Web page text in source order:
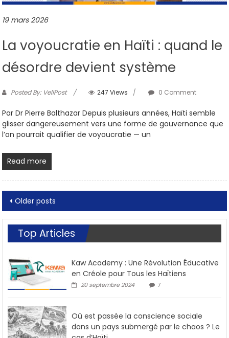
19 mars 2026
La voyoucratie en Haïti : quand le
désordre devient système
Posted By: VeliPost 247 Views 0 Comment
Par Dr Pierre Balthazar Depuis plusieurs années, Haïti semble
glisser dangereusement vers une forme de gouvernance que
l’on pourrait qualifier de voyoucratie — un
Read more
Posts
navigation
Older posts
Top Articles
Kaw Academy : Une Révolution Éducative
en Créole pour Tous les Haïtiens
20 septembre 2024 7
Où est passée la conscience sociale
dans un pays submergé par le chaos ? Le